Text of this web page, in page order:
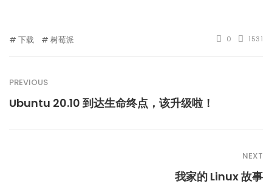
下载 树莓派 0 1531
PREVIOUS
Ubuntu 20.10 到达生命终点，该升级啦！
NEXT
我家的 Linux 故事